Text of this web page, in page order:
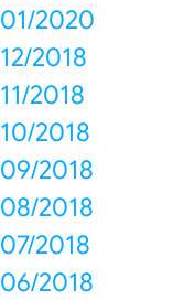
01/2020
12/2018
11/2018
10/2018
09/2018
08/2018
07/2018
06/2018